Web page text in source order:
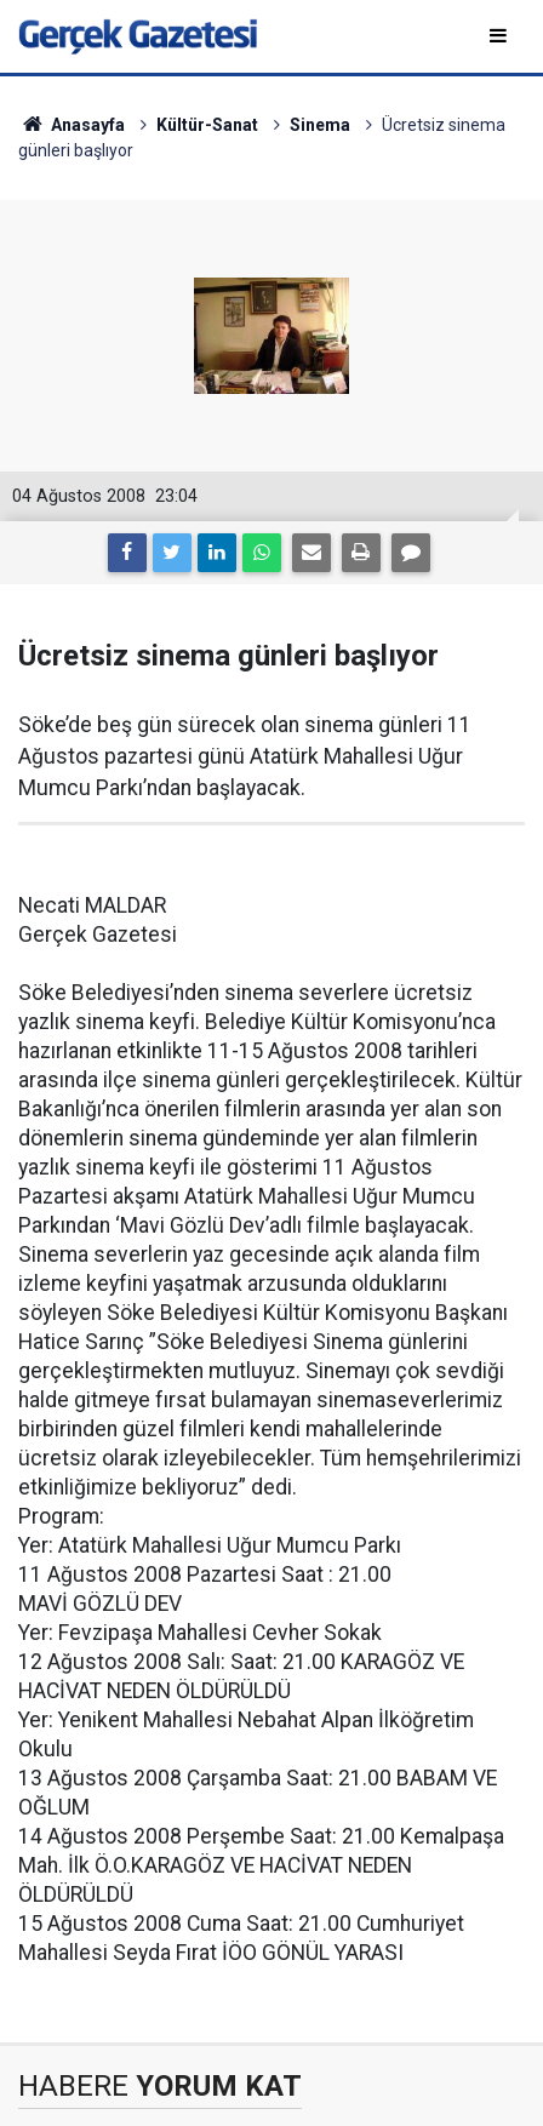
Anasayfa Kültür-Sanat Sinema
Ücretsiz sinema
günleri başlıyor
23:04
04 Ağustos 2008
Ücretsiz sinema günleri başlıyor
Söke’de beş gün sürecek olan sinema günleri 11
Ağustos pazartesi günü Atatürk Mahallesi Uğur
Mumcu Parkı’ndan başlayacak.
Necati MALDAR
Gerçek Gazetesi
Söke Belediyesi’nden sinema severlere ücretsiz
yazlık sinema keyfi. Belediye Kültür Komisyonu’nca
hazırlanan etkinlikte 11-15 Ağustos 2008 tarihleri
arasında ilçe sinema günleri gerçekleştirilecek. Kültür
Bakanlığı’nca önerilen filmlerin arasında yer alan son
dönemlerin sinema gündeminde yer alan filmlerin
yazlık sinema keyfi ile gösterimi 11 Ağustos
Pazartesi akşamı Atatürk Mahallesi Uğur Mumcu
Parkından ‘Mavi Gözlü Dev’adlı filmle başlayacak.
Sinema severlerin yaz gecesinde açık alanda film
izleme keyfini yaşatmak arzusunda olduklarını
söyleyen Söke Belediyesi Kültür Komisyonu Başkanı
Hatice Sarınç ”Söke Belediyesi Sinema günlerini
gerçekleştirmekten mutluyuz. Sinemayı çok sevdiği
halde gitmeye fırsat bulamayan sinemaseverlerimiz
birbirinden güzel filmleri kendi mahallelerinde
ücretsiz olarak izleyebilecekler. Tüm hemşehrilerimizi
etkinliğimize bekliyoruz” dedi.
Program:
Yer: Atatürk Mahallesi Uğur Mumcu Parkı
11 Ağustos 2008 Pazartesi Saat : 21.00
MAVİ GÖZLÜ DEV
Yer: Fevzipaşa Mahallesi Cevher Sokak
12 Ağustos 2008 Salı: Saat: 21.00 KARAGÖZ VE
HACİVAT NEDEN ÖLDÜRÜLDÜ
Yer: Yenikent Mahallesi Nebahat Alpan İlköğretim
Okulu
13 Ağustos 2008 Çarşamba Saat: 21.00 BABAM VE
OĞLUM
14 Ağustos 2008 Perşembe Saat: 21.00 Kemalpaşa
Mah. İlk Ö.O.KARAGÖZ VE HACİVAT NEDEN
ÖLDÜRÜLDÜ
15 Ağustos 2008 Cuma Saat: 21.00 Cumhuriyet
Mahallesi Seyda Fırat İÖO GÖNÜL YARASI
HABERE YORUM KAT